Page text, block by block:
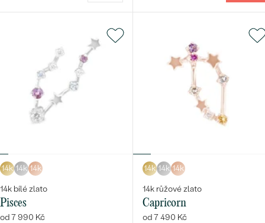
14k 14k 14k
14k bílé zlato
Pisces
od 7 990 Kč
14k 14k 14k
14k růžové zlato
Capricorn
od 7 490 Kč